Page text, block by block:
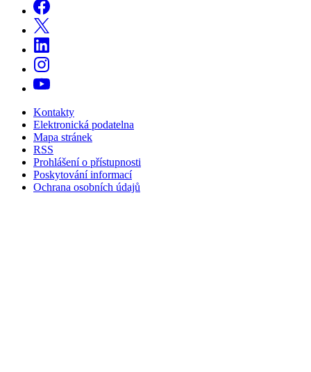
Kontakty
Elektronická podatelna
Mapa stránek
RSS
Prohlášení o přístupnosti
Poskytování informací
Ochrana osobních údajů